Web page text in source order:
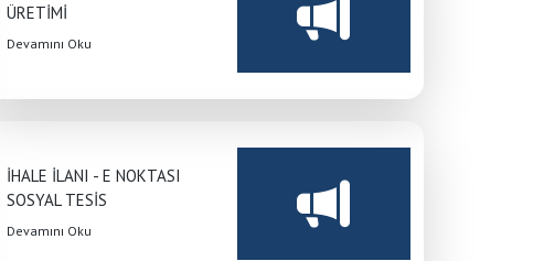
Anasayfa
ÜRETİMİ
Devamını Oku
İHALE İLANI - E NOKTASI
SOSYAL TESİS
Devamını Oku